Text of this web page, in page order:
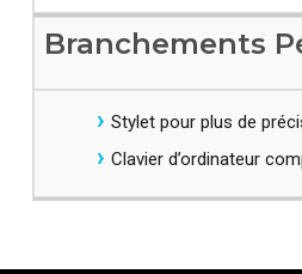
Branchements
​Stylet pour plus de
Clavier d’ordinateur